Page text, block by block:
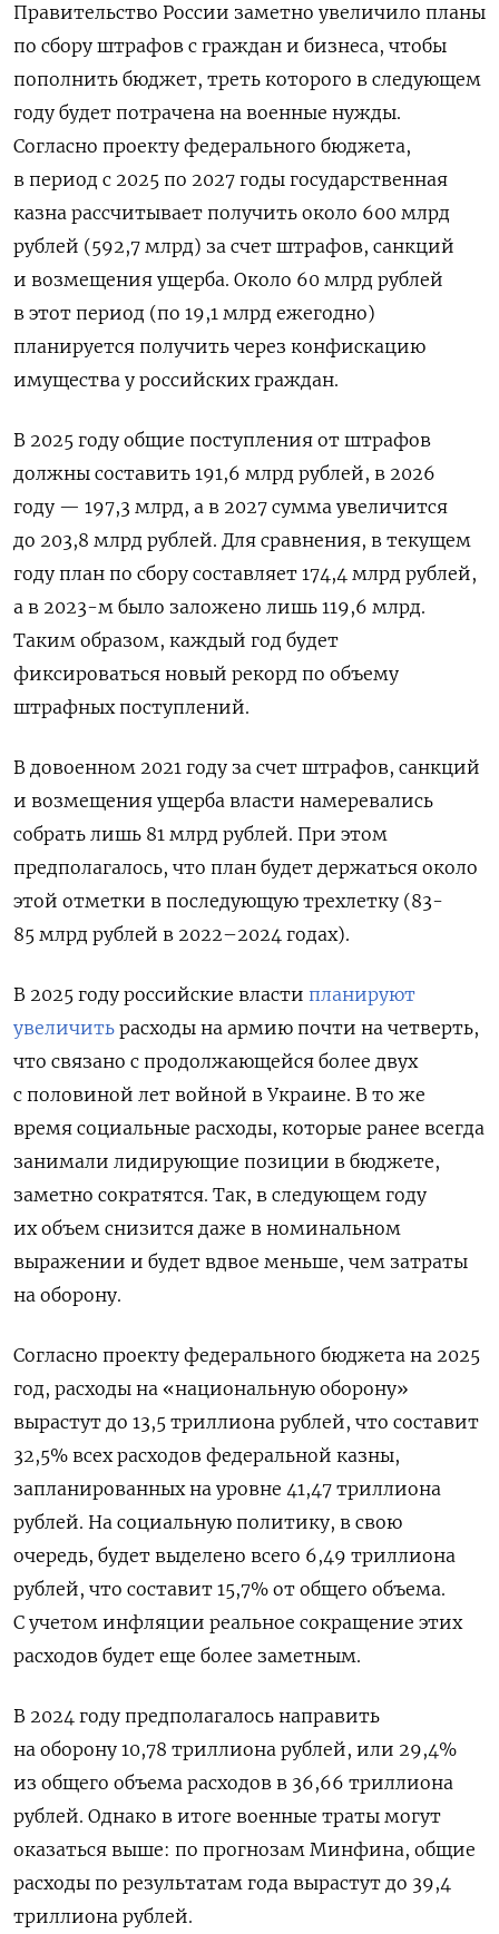
Правительство России заметно увеличило планы
по сбору штрафов с граждан и бизнеса, чтобы
пополнить бюджет, треть которого в следующем
году будет потрачена на военные нужды.
Согласно проекту федерального бюджета,
в период с 2025 по 2027 годы государственная
казна рассчитывает получить около 600 млрд
рублей (592,7 млрд) за счет штрафов, санкций
и возмещения ущерба. Около 60 млрд рублей
в этот период (по 19,1 млрд ежегодно)
планируется получить через конфискацию
имущества у российских граждан.
В 2025 году общие поступления от штрафов
должны составить 191,6 млрд рублей, в 2026
году — 197,3 млрд, а в 2027 сумма увеличится
до 203,8 млрд рублей. Для сравнения, в текущем
году план по сбору составляет 174,4 млрд рублей,
а в 2023-м было заложено лишь 119,6 млрд.
Таким образом, каждый год будет
фиксироваться новый рекорд по объему
штрафных поступлений.
В довоенном 2021 году за счет штрафов, санкций
и возмещения ущерба власти намеревались
собрать лишь 81 млрд рублей. При этом
предполагалось, что план будет держаться около
этой отметки в последующую трехлетку (83-
85 млрд рублей в 2022–2024 годах).
В 2025 году российские власти планируют
увеличить расходы на армию почти на четверть,
что связано с продолжающейся более двух
с половиной лет войной в Украине. В то же
время социальные расходы, которые ранее всегда
занимали лидирующие позиции в бюджете,
заметно сократятся. Так, в следующем году
их объем снизится даже в номинальном
выражении и будет вдвое меньше, чем затраты
на оборону.
Согласно проекту федерального бюджета на 2025
год, расходы на «национальную оборону»
вырастут до 13,5 триллиона рублей, что составит
32,5% всех расходов федеральной казны,
запланированных на уровне 41,47 триллиона
рублей. На социальную политику, в свою
очередь, будет выделено всего 6,49 триллиона
рублей, что составит 15,7% от общего объема.
С учетом инфляции реальное сокращение этих
расходов будет еще более заметным.
В 2024 году предполагалось направить
на оборону 10,78 триллиона рублей, или 29,4%
из общего объема расходов в 36,66 триллиона
рублей. Однако в итоге военные траты могут
оказаться выше: по прогнозам Минфина, общие
расходы по результатам года вырастут до 39,4
триллиона рублей.